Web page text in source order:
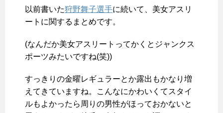
以前書いた狩野舞子選手に続いて、美女アスリ
ートに関するまとめです。
(なんだか美女アスリートってかくとジャンクス
ポーツみたいですね(笑))
すっきりの金曜レギュラーとか露出もかなり増
えてきていますね。こんなにかわいくてスタイ
ルもよかったら周りの男性がほっておかないと